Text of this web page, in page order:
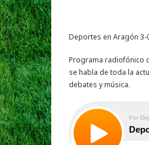
Deportes en Aragón 3-
Programa radiofónico
se habla de toda la
debates y música.